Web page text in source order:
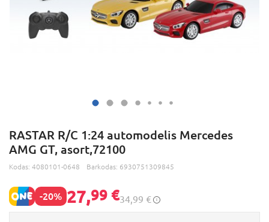
RASTAR R/C 1:24 automodelis Mercedes
AMG GT, asort,72100
Kodas: 4080101-0648 Barkodas: 6930751309845
-20% 27,99 €34,99 €